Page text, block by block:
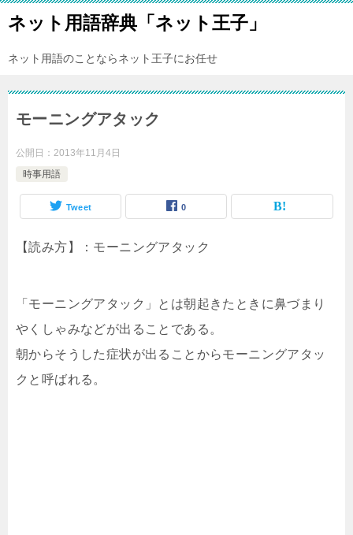
ネット用語辞典「ネット王子」
ネット用語のことならネット王子にお任せ
モーニングアタック
公開日： 2013年11月4日
時事用語
Tweet 0
【読み方】：モーニングアタック
「モーニングアタック」とは朝起きたときに鼻づまり
やくしゃみなどが出ることである。
朝からそうした症状が出ることからモーニングアタッ
クと呼ばれる。